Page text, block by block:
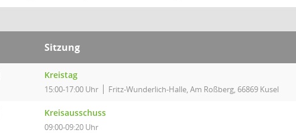
Sitzung
Kreistag
15:00-17:00 Uhr Fritz-Wunderlich-Halle, Am Roßberg, 66869 Kusel
Kreisausschuss
09:00-09:20 Uhr